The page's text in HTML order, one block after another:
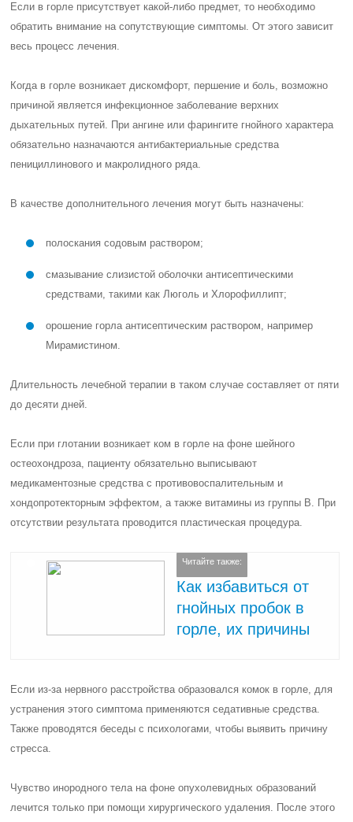
Если в горле присутствует какой-либо предмет, то необходимо
обратить внимание на сопутствующие симптомы. От этого зависит
весь процесс лечения.
Когда в горле возникает дискомфорт, першение и боль, возможно
причиной является инфекционное заболевание верхних
дыхательных путей. При ангине или фарингите гнойного характера
обязательно назначаются антибактериальные средства
пенициллинового и макролидного ряда.
В качестве дополнительного лечения могут быть назначены:
полоскания содовым раствором;
смазывание слизистой оболочки антисептическими
средствами, такими как Люголь и Хлорофиллипт;
орошение горла антисептическим раствором, например
Мирамистином.
Длительность лечебной терапии в таком случае составляет от пяти
до десяти дней.
Если при глотании возникает ком в горле на фоне шейного
остеохондроза, пациенту обязательно выписывают
медикаментозные средства с противовоспалительным и
хондопротекторным эффектом, а также витамины из группы В. При
отсутствии результата проводится пластическая процедура.
Читайте также:
Как избавиться от
гнойных пробок в
горле, их причины
Если из-за нервного расстройства образовался комок в горле, для
устранения этого симптома применяются седативные средства.
Также проводятся беседы с психологами, чтобы выявить причину
стресса.
Чувство инородного тела на фоне опухолевидных образований
лечится только при помощи хирургического удаления. После этого